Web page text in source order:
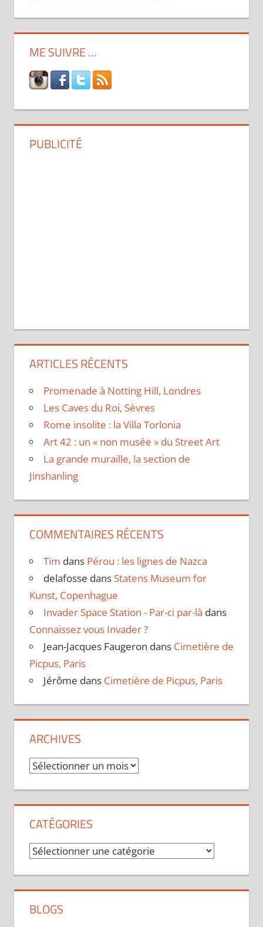
ME SUIVRE …
PUBLICITÉ
ARTICLES RÉCENTS
Promenade à Notting Hill, Londres
Les Caves du Roi, Sèvres
Rome insolite : la Villa Torlonia
Art 42 : un « non musée » du Street Art
La grande muraille, la section de
Jinshanling
COMMENTAIRES RÉCENTS
Tim dans Pérou : les lignes de Nazca
delafosse dans Statens Museum for
Kunst, Copenhague
Invader Space Station - Par-ci par-là dans
Connaissez vous Invader ?
Jean-Jacques Faugeron dans Cimetière de
Picpus, Paris
Jérôme dans Cimetière de Picpus, Paris
ARCHIVES
Archives
CATÉGORIES
Catégories
BLOGS